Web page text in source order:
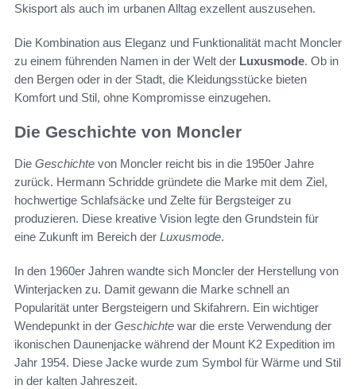
Skisport als auch im urbanen Alltag exzellent auszusehen.
Die Kombination aus Eleganz und Funktionalität macht Moncler
zu einem führenden Namen in der Welt der Luxusmode. Ob in
den Bergen oder in der Stadt, die Kleidungsstücke bieten
Komfort und Stil, ohne Kompromisse einzugehen.
Die Geschichte von Moncler
Die Geschichte von Moncler reicht bis in die 1950er Jahre
zurück. Hermann Schridde gründete die Marke mit dem Ziel,
hochwertige Schlafsäcke und Zelte für Bergsteiger zu
produzieren. Diese kreative Vision legte den Grundstein für
eine Zukunft im Bereich der Luxusmode.
In den 1960er Jahren wandte sich Moncler der Herstellung von
Winterjacken zu. Damit gewann die Marke schnell an
Popularität unter Bergsteigern und Skifahrern. Ein wichtiger
Wendepunkt in der Geschichte war die erste Verwendung der
ikonischen Daunenjacke während der Mount K2 Expedition im
Jahr 1954. Diese Jacke wurde zum Symbol für Wärme und Stil
in der kalten Jahreszeit.